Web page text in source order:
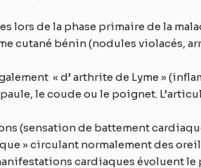
lors de la phase primaire de la
cutané bénin (nodules violacés,
« d’ arthrite de Lyme »
le coude ou le poignet.
(sensation de battement
» circulant normalement des
cardiaques évoluent le